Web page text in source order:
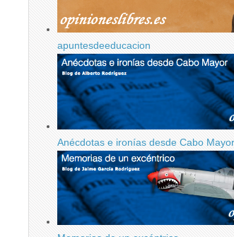
apuntesdeeducacion
Anécdotas e ironías desde Cabo Mayor